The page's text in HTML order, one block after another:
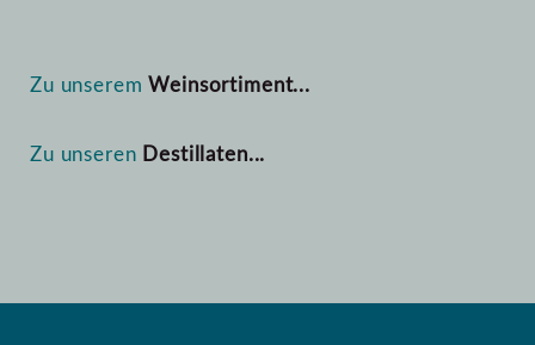
Zu unseremWeinsortiment...
Zu unseren Destillaten...